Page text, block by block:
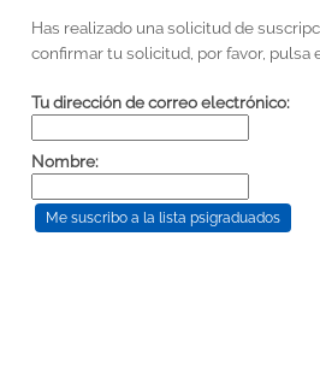
Has realizado una solicitud de
confirmar tu solicitud, por favor, pulsa
Tu dirección de correo electrónico:
Nombre: